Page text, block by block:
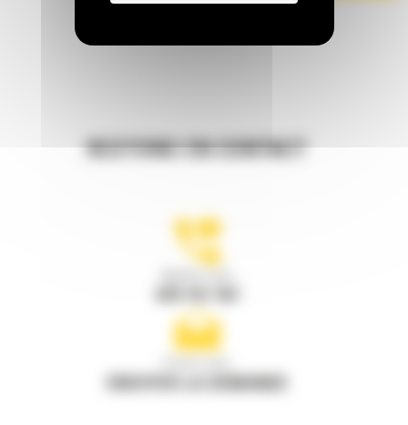
RESTONS EN CONTACT